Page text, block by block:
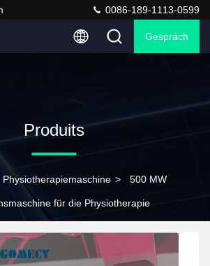
0086-189-1113-0599
Gespräch
Produits
Physiotherapiemaschine > 500 MW
für die Physiotherapie